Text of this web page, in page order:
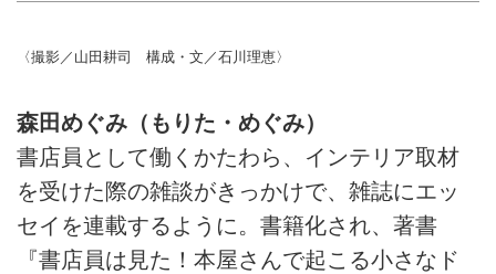
〈撮影／山田耕司 構成・文／石川理恵〉
森田めぐみ（もりた・めぐみ）
書店員として働くかたわら、インテリア取材
を受けた際の雑談がきっかけで、雑誌にエッ
セイを連載するように。書籍化され、著書
『書店員は見た！本屋さんで起こる小さなド